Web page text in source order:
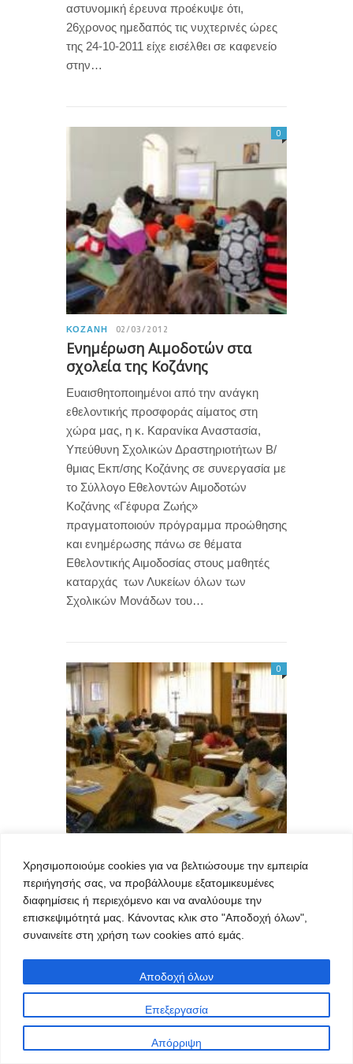
Χρησιμοποιούμε cookies για να βελτιώσουμε την εμπειρία
περιήγησής σας, να προβάλλουμε εξατομικευμένες
διαφημίσεις ή περιεχόμενο και να αναλύουμε την
επισκεψιμότητά μας. Κάνοντας κλικ στο "Αποδοχή όλων",
συναινείτε στη χρήση των cookies από εμάς.
Επεξεργασία
Απόρριψη
Αποδοχή όλων
αστυνομική έρευνα προέκυψε ότι,
26χρονος ημεδαπός τις νυχτερινές ώρες
της 24-10-2011 είχε εισέλθει σε καφενείο
στην…
ΚΟΖΆΝΗ 02/03/2012
Ενημέρωση Αιμοδοτών στα
σχολεία της Κοζάνης
0
Ευαισθητοποιημένοι από την ανάγκη
εθελοντικής προσφοράς αίματος στη
χώρα μας, η κ. Καρανίκα Αναστασία,
Υπεύθυνη Σχολικών Δραστηριοτήτων Β/
θμιας Εκπ/σης Κοζάνης σε συνεργασία με
το Σύλλογο Εθελοντών Αιμοδοτών
Κοζάνης «Γέφυρα Ζωής»
πραγματοποιούν πρόγραμμα προώθησης
και ενημέρωσης πάνω σε θέματα
Εθελοντικής Αιμοδοσίας στους μαθητές
καταρχάς των Λυκείων όλων των
Σχολικών Μονάδων του…
ΚΟΖΆΝΗ 02/03/2012
Και η βιβλιοθήκη της Κοζάνης
συμμετέχει στη δράση του
Future Library «Διαδρομές με
0
Η Κοβεντάρειος Δημοτική Βιβλιοθήκη
για τις Δημόσιες / Δημοτικές Βιβλιοθήκες
που υλοποιείται από την AME Future